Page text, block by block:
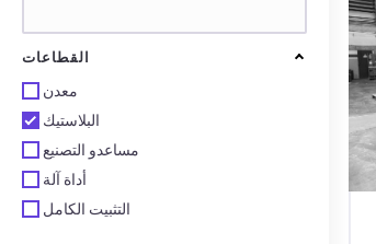
القطاعات
معدن
البلاستيك
مساعدو التصنيع
أداة آلة
التثبيت الكامل